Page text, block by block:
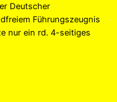
Deutscher
Führungszeugnis
nur ein rd. 4-seitiges